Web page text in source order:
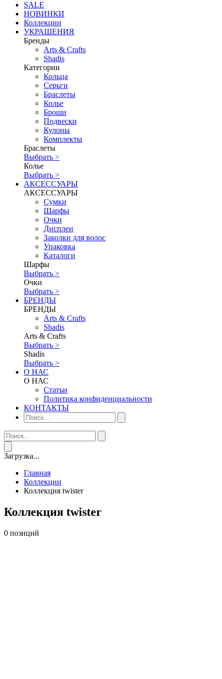
SALE
НОВИНКИ
Коллекции
УКРАШЕНИЯ
Бренды
Аrts & Сrafts
Shadis
Категории
Кольца
Серьги
Браслеты
Колье
Броши
Подвески
Кулоны
Комплекты
Браслеты
Выбрать >
Колье
Выбрать >
АКСЕССУАРЫ
АКСЕССУАРЫ
Сумки
Шарфы
Очки
Дисплеи
Заколки для волос
Упаковка
Каталоги
Шарфы
Выбрать >
Очки
Выбрать >
БРЕНДЫ
БРЕНДЫ
Аrts & Сrafts
Shadis
Аrts & Сrafts
Выбрать >
Shadis
Выбрать >
О НАС
О НАС
Статьи
Политика конфиденциальности
КОНТАКТЫ
Загрузка...
Главная
Коллекции
Коллекция twister
Коллекция twister
0 позиций